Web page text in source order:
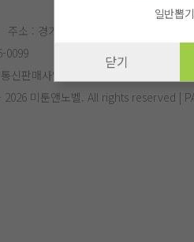
일반뽑
닫기
주소 : 경기도 성남시 분당구 삼평동
0099 menovel@me.co.kr
통신판매사업자번호 : 제 2017-성남분당-
미툰앤노벨. All rights reserved |